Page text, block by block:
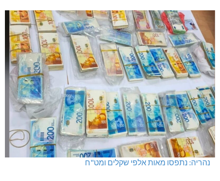
נהריה: נתפסו מאות אלפי שקלים ומט"ח